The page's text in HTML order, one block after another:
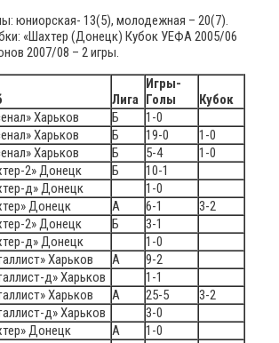
юниорская- 13(5), молодежная – 20(7).
«Шахтер (Донецк) Кубок УЕФА 2005/06
2007/08 – 2 игры.
Лига
Игры-
Голы
Кубок
Харьков Б
1-0
Харьков Б 19-0
1-0
Харьков Б 5-4
1-0
2» Донецк
Б
10-1
д» Донецк
1-0
Донецк А 6-1
3-2
2» Донецк
Б
3-1
д» Донецк
1-0
Харьков
А
9-2
д» Харьков
1-1
Харьков А 25-5
3-2
д» Харьков
3-0
Донецк А
1-0